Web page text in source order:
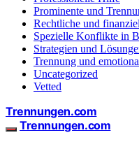
Prominente und
Rechtliche und
Spezielle Konflikte in
Strategien und
Trennung und
Uncategorized
Vetted
Trennungen.com
Trennungen.com